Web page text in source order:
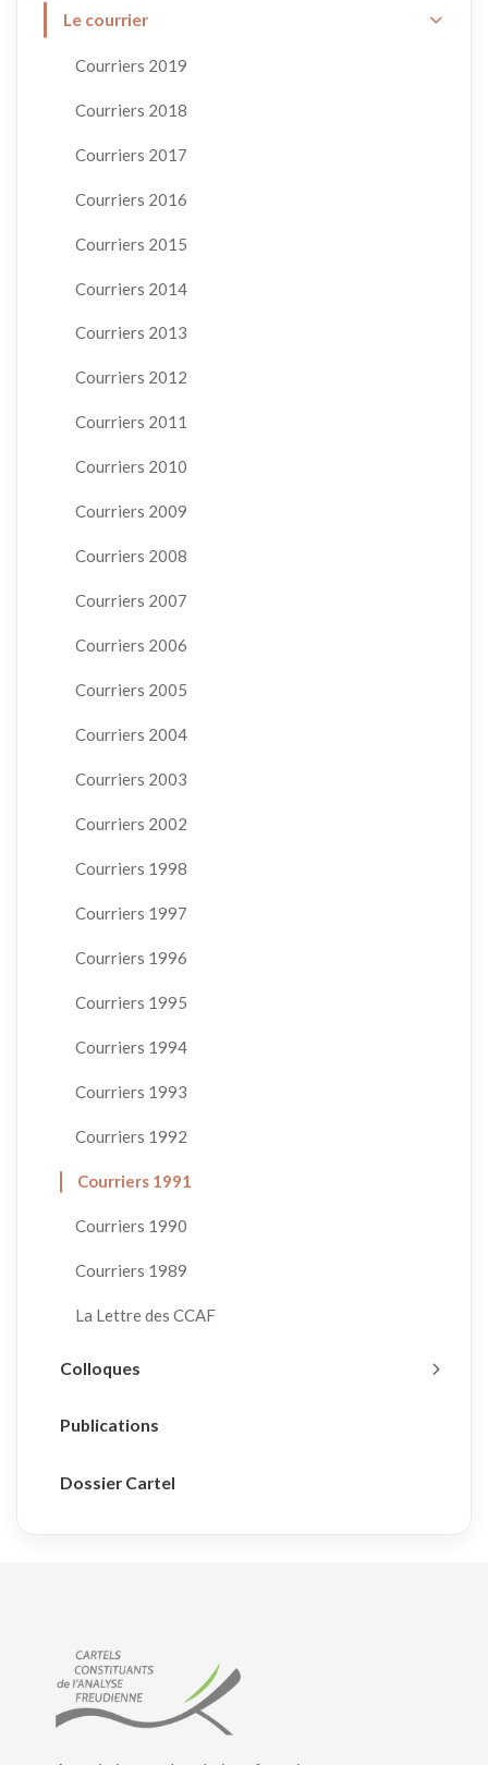
Le courrier
Courriers 2019
Courriers 2018
Courriers 2017
Courriers 2016
Courriers 2015
Courriers 2014
Courriers 2013
Courriers 2012
Courriers 2011
Courriers 2010
Courriers 2009
Courriers 2008
Courriers 2007
Courriers 2006
Courriers 2005
Courriers 2004
Courriers 2003
Courriers 2002
Courriers 1998
Courriers 1997
Courriers 1996
Courriers 1995
Courriers 1994
Courriers 1993
Courriers 1992
Courriers 1991
Courriers 1990
Courriers 1989
La Lettre des CCAF
Colloques
Publications
Dossier Cartel